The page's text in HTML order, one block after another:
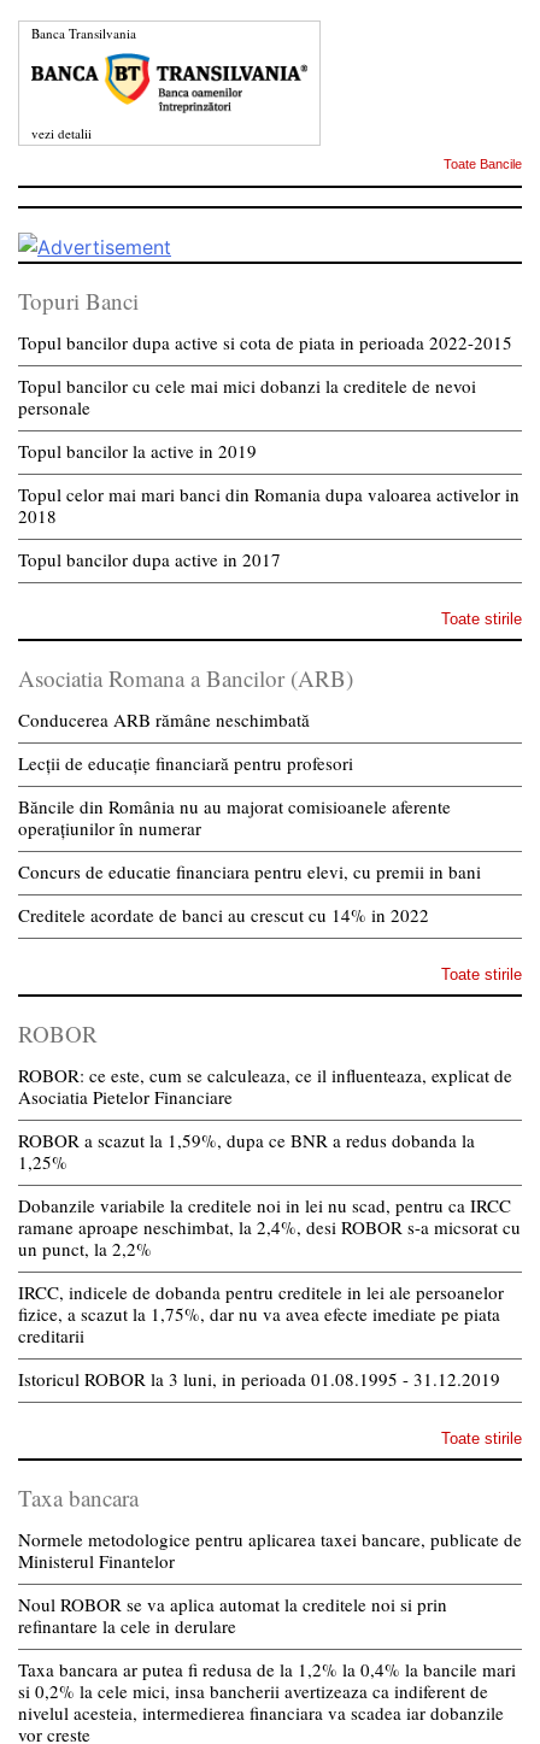
Banca Transilvania
vezi detalii
Toate Bancile
Topuri Banci
Topul bancilor dupa active si cota de piata in perioada 2022-2015
Topul bancilor cu cele mai mici dobanzi la creditele de nevoi
personale
Topul bancilor la active in 2019
Topul celor mai mari banci din Romania dupa valoarea activelor in
2018
Topul bancilor dupa active in 2017
Toate stirile
Asociatia Romana a Bancilor (ARB)
Conducerea ARB rămâne neschimbată
Lecții de educație financiară pentru profesori
Băncile din România nu au majorat comisioanele aferente
operațiunilor în numerar
Concurs de educatie financiara pentru elevi, cu premii in bani
Creditele acordate de banci au crescut cu 14% in 2022
Toate stirile
ROBOR
ROBOR: ce este, cum se calculeaza, ce il influenteaza, explicat de
Asociatia Pietelor Financiare
ROBOR a scazut la 1,59%, dupa ce BNR a redus dobanda la
1,25%
Dobanzile variabile la creditele noi in lei nu scad, pentru ca IRCC
ramane aproape neschimbat, la 2,4%, desi ROBOR s-a micsorat cu
un punct, la 2,2%
IRCC, indicele de dobanda pentru creditele in lei ale persoanelor
fizice, a scazut la 1,75%, dar nu va avea efecte imediate pe piata
creditarii
Istoricul ROBOR la 3 luni, in perioada 01.08.1995 - 31.12.2019
Toate stirile
Taxa bancara
Normele metodologice pentru aplicarea taxei bancare, publicate de
Ministerul Finantelor
Noul ROBOR se va aplica automat la creditele noi si prin
refinantare la cele in derulare
Taxa bancara ar putea fi redusa de la 1,2% la 0,4% la bancile mari
si 0,2% la cele mici, insa bancherii avertizeaza ca indiferent de
nivelul acesteia, intermedierea financiara va scadea iar dobanzile
vor creste